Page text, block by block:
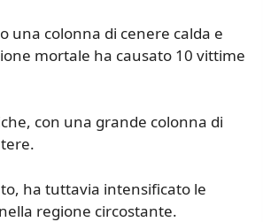
una colonna di cenere calda e
mortale ha causato 10 vittime
con una grande colonna di
ha tuttavia intensificato le
regione circostante.